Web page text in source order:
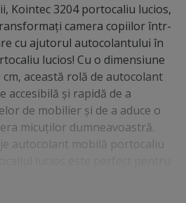
Kointec 3204 portocaliu lucios,
camera copiilor într-
cu ajutorul autocolantului în
lucios! Cu o dimensiune
această rolă de autocolant
accesibilă și rapidă de a
de mobilier și de a aduce o
micuților dumneavoastră.
autocolant mobilă portocaliu
creativitatea și